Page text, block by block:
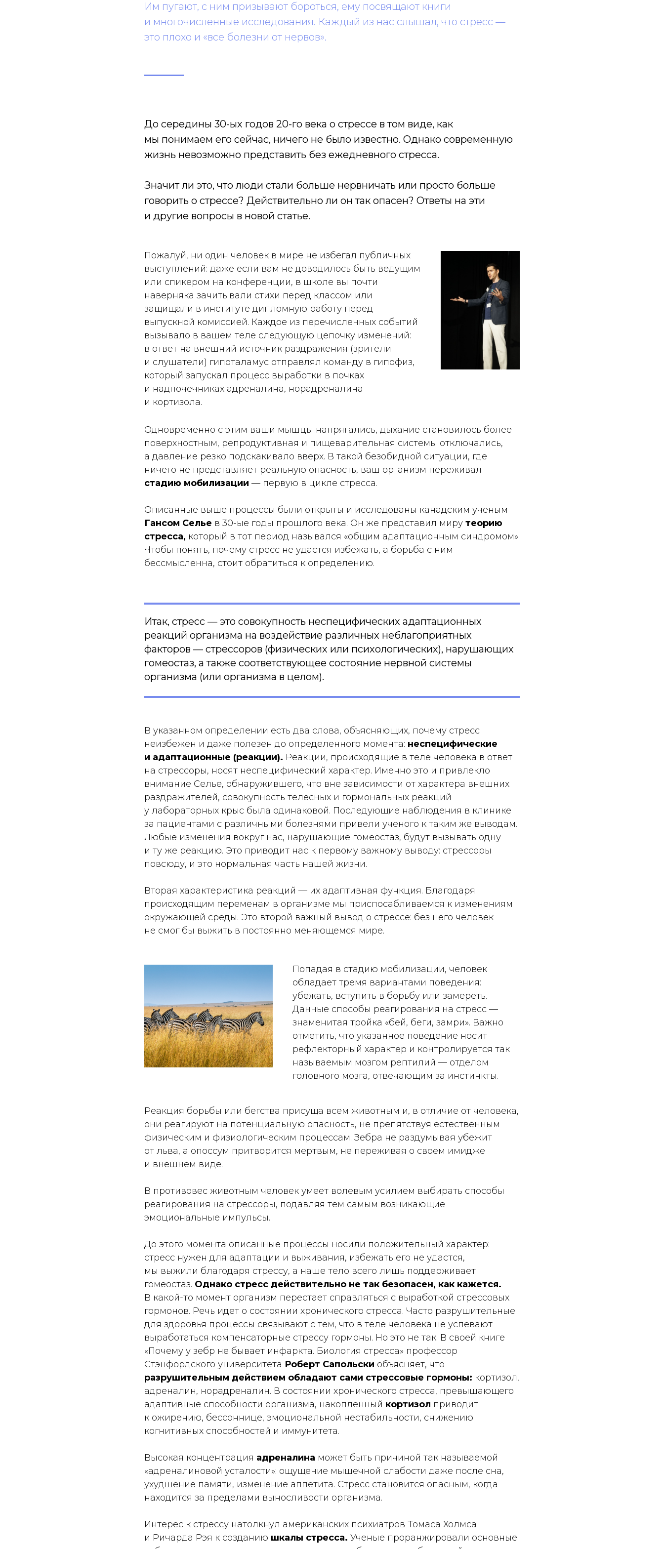
Им пугают, с ним призывают бороться, ему посвящают книги
и многочисленные исследования. Каждый из нас слышал, что стресс —
это плохо и «все болезни от нервов».
До середины 30-ых годов 20-го века о стрессе в том виде, как
мы понимаем его сейчас, ничего не было известно. Однако современную
жизнь невозможно представить без ежедневного стресса.
Значит ли это, что люди стали больше нервничать или просто больше
говорить о стрессе? Действительно ли он так опасен? Ответы на эти
и другие вопросы в новой статье.
Пожалуй, ни один человек в мире не избегал публичных
выступлений: даже если вам не доводилось быть ведущим
или спикером на конференции, в школе вы почти
наверняка зачитывали стихи перед классом или
защищали в институте дипломную работу перед
выпускной комиссией. Каждое из перечисленных событий
вызывало в вашем теле следующую цепочку изменений:
в ответ на внешний источник раздражения (зрители
и слушатели) гипоталамус отправлял команду в гипофиз,
который запускал процесс выработки в почках
и надпочечниках адреналина, норадреналина
и кортизола.
Одновременно с этим ваши мышцы напрягались, дыхание становилось более
поверхностным, репродуктивная и пищеварительная системы отключались,
а давление резко подскакивало вверх. В такой безобидной ситуации, где
ничего не представляет реальную опасность, ваш организм переживал
стадию мобилизации — первую в цикле стресса.
Описанные выше процессы были открыты и исследованы канадским ученым
Гансом Селье в 30-ые годы прошлого века. Он же представил миру теорию
стресса, который в тот период назывался «общим адаптационным синдромом».
Чтобы понять, почему стресс не удастся избежать, а борьба с ним
бессмысленна, стоит обратиться к определению.
Итак, стресс — это совокупность неспецифических адаптационных
реакций организма на воздействие различных неблагоприятных
факторов — стрессоров (физических или психологических), нарушающих
гомеостаз, а также соответствующее состояние нервной системы
организма (или организма в целом).
В указанном определении есть два слова, объясняющих, почему стресс
неизбежен и даже полезен до определенного момента: неспецифические
и адаптационные (реакции). Реакции, происходящие в теле человека в ответ
на стрессоры, носят неспецифический характер. Именно это и привлекло
внимание Селье, обнаружившего, что вне зависимости от характера внешних
раздражителей, совокупность телесных и гормональных реакций
у лабораторных крыс была одинаковой. Последующие наблюдения в клинике
за пациентами с различными болезнями привели ученого к таким же выводам.
Любые изменения вокруг нас, нарушающие гомеостаз, будут вызывать одну
и ту же реакцию. Это приводит нас к первому важному выводу: стрессоры
повсюду, и это нормальная часть нашей жизни.
Вторая характеристика реакций — их адаптивная функция. Благодаря
происходящим переменам в организме мы приспосабливаемся к изменениям
окружающей среды. Это второй важный вывод о стрессе: без него человек
не смог бы выжить в постоянно меняющемся мире.
Попадая в стадию мобилизации, человек
обладает тремя вариантами поведения:
убежать, вступить в борьбу или замереть.
Данные способы реагирования на стресс —
знаменитая тройка «бей, беги, замри». Важно
отметить, что указанное поведение носит
рефлекторный характер и контролируется так
называемым мозгом рептилий — отделом
головного мозга, отвечающим за инстинкты.
Реакция борьбы или бегства присуща всем животным и, в отличие от человека,
они реагируют на потенциальную опасность, не препятствуя естественным
физическим и физиологическим процессам. Зебра не раздумывая убежит
от льва, а опоссум притворится мертвым, не переживая о своем имидже
и внешнем виде.
В противовес животным человек умеет волевым усилием выбирать способы
реагирования на стрессоры, подавляя тем самым возникающие
эмоциональные импульсы.
До этого момента описанные процессы носили положительный характер:
стресс нужен для адаптации и выживания, избежать его не удастся,
мы выжили благодаря стрессу, а наше тело всего лишь поддерживает
гомеостаз. Однако стресс действительно не так безопасен, как кажется.
В какой-то момент организм перестает справляться с выработкой стрессовых
гормонов. Речь идет о состоянии хронического стресса. Часто разрушительные
для здоровья процессы связывают с тем, что в теле человека не успевают
выработаться компенсаторные стрессу гормоны. Но это не так. В своей книге
«Почему у зебр не бывает инфаркта. Биология стресса» профессор
Стэнфордского университета Роберт Сапольски объясняет, что
разрушительным действием обладают сами стрессовые гормоны: кортизол,
адреналин, норадреналин. В состоянии хронического стресса, превышающего
адаптивные способности организма, накопленный кортизол приводит
к ожирению, бессоннице, эмоциональной нестабильности, снижению
когнитивных способностей и иммунитета.
Высокая концентрация адреналина может быть причиной так называемой
«адреналиновой усталости»: ощущение мышечной слабости даже после сна,
ухудшение памяти, изменение аппетита. Стресс становится опасным, когда
находится за пределами выносливости организма.
Интерес к стрессу натолкнул американских психиатров Томаса Холмса
и Ричарда Рэя к созданию шкалы стресса. Ученые проранжировали основные